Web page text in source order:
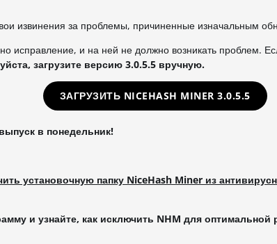
извинения за проблемы, причиненные изначальным
исправление, и на ней не должно возникать проблем.
загрузите версию 3.0.5.5 вручную.
ЗАГРУЗИТЬ NICEHASH MINER 3.0.5.5
в понедельник!
установочную папку NiceHash Miner из
и узнайте, как исключить NHM для оптимальной